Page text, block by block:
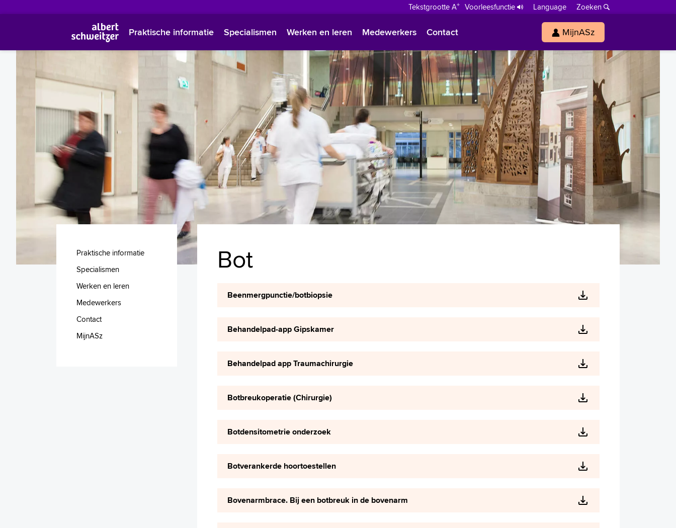
Tekstgrootte A+ Voorleesfunctie Language
Zoeken
Polski
Türkçe
Arabisch
Praktische informatie Specialismen Werken en leren Medewerkers Contact MijnASz
Praktische informatie
Specialismen
Werken en leren
Medewerkers
Contact
MijnASz
Bot
Beenmergpunctie/botbiopsie
Behandelpad-app Gipskamer
Behandelpad app Traumachirurgie
Botbreukoperatie (Chirurgie)
Botdensitometrie onderzoek
Botverankerde hoortoestellen
Bovenarmbrace. Bij een botbreuk in de bovenarm